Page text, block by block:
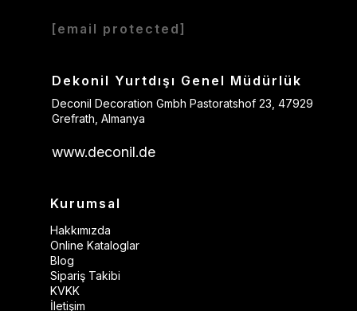
[email protected]
Dekonil Yurtdışı Genel Müdürlük
Deconil Decoration Gmbh Pastoratshof 23, 47929
Grefrath, Almanya
www.deconil.de
Kurumsal
Hakkımızda
Online Kataloglar
Blog
Sipariş Takibi
KVKK
İletişim